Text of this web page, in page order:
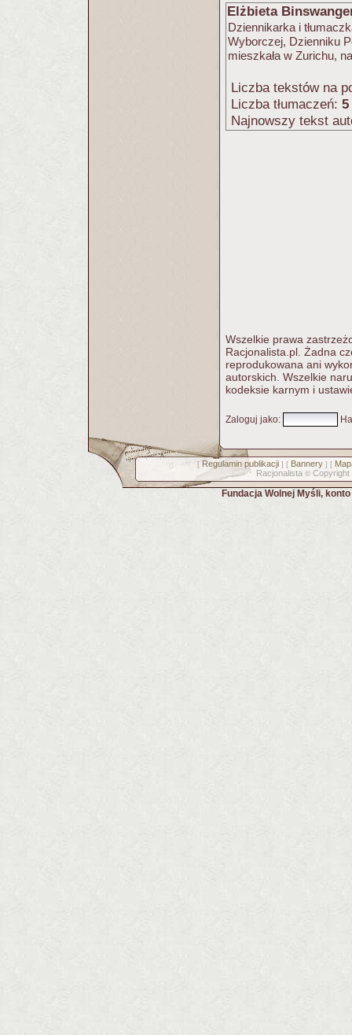
Elżbieta
Dziennikarka i
Wyborczej, Dzienniku
mieszkała w Zurichu,
Liczba tekstów na
Liczba tłumaczeń: 5
Najnowszy tekst
Wszelkie prawa
Racjonalista.pl. Żadna
reprodukowana ani
autorskich. Wszelkie
kodeksie karnym i
Zaloguj jako:
[ Regulamin publikacji] [ Bannery] [
Racjonalista © Copyright
Fundacja Wolnej Myśli,